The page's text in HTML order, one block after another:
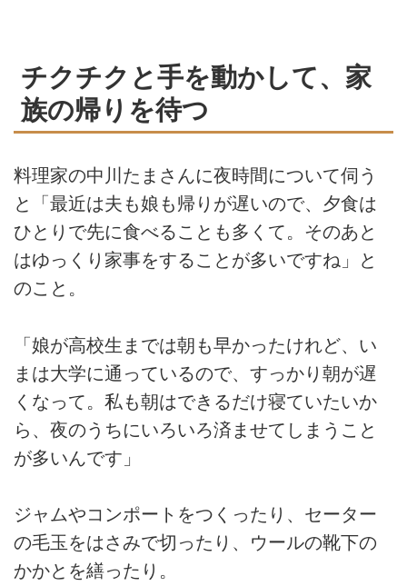
チクチクと手を動かして、家
族の帰りを待つ
料理家の中川たまさんに夜時間について伺う
と「最近は夫も娘も帰りが遅いので、夕食は
ひとりで先に食べることも多くて。そのあと
はゆっくり家事をすることが多いですね」と
のこと。
「娘が高校生までは朝も早かったけれど、い
まは大学に通っているので、すっかり朝が遅
くなって。私も朝はできるだけ寝ていたいか
ら、夜のうちにいろいろ済ませてしまうこと
が多いんです」
ジャムやコンポートをつくったり、セーター
の毛玉をはさみで切ったり、ウールの靴下の
かかとを繕ったり。